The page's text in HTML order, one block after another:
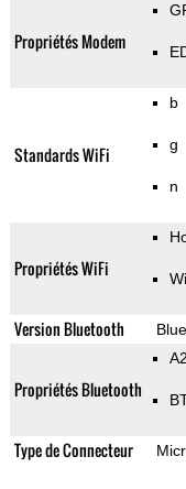
Propriétés Modem
Standards WiFi
b
g
n
Propriétés WiFi
Version Bluetooth
Propriétés Bluetooth
Type de Connecteur